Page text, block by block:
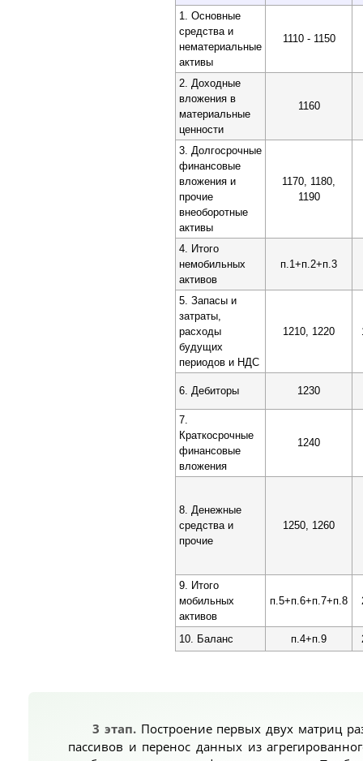
1. Основные
средства и
нематериальные
активы
1110 - 1150
2. Доходные
вложения в
материальные
ценности
1160
3. Долгосрочные
финансовые
вложения и
прочие
внеоборотные
активы
1170, 1180,
1190
4. Итого
немобильных
активов
п.1+п.2+п.3
5. Запасы и
затраты,
расходы
будущих
периодов и НДС
1210, 1220
6. Дебиторы 1230
7.
Краткосрочные
финансовые
вложения
1240
8. Денежные
средства и
прочие
1250, 1260
9. Итого
мобильных
активов
п.5+п.6+п.7+п.8
10. Баланс п.4+п.9
3 этап.Построение первых двух матриц
пассивов и перенос данных из